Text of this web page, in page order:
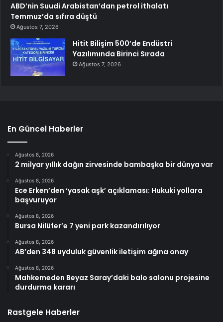
ABD’nin Suudi Arabistan’dan petrol ithalatı
Temmuz’da sıfıra düştü
Ağustos 7, 2026
Hitit Bilişim 500’de Endüstri
Yazılımında Birinci Sırada
Ağustos 7, 2026
En Güncel Haberler
Ağustos 8, 2026
2 milyar yıllık dağın zirvesinde bambaşka bir dünya var
Ağustos 8, 2026
Ece Erken’den ‘yasak aşk’ açıklaması: Hukuki yollara
başvuruyor
Ağustos 8, 2026
Bursa Nilüfer’e 7 yeni park kazandırılıyor
Ağustos 8, 2026
AB’den 348 uyduluk güvenlik iletişim ağına onay
Ağustos 8, 2026
Mahkemeden Beyaz Saray’daki balo salonu projesine
durdurma kararı
Rastgele Haberler